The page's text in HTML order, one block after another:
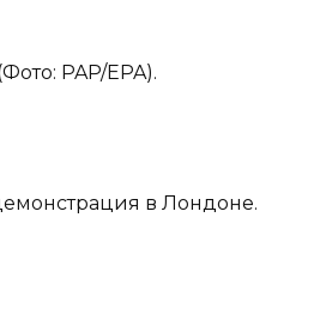
PAP/EPA).
в Лондоне.